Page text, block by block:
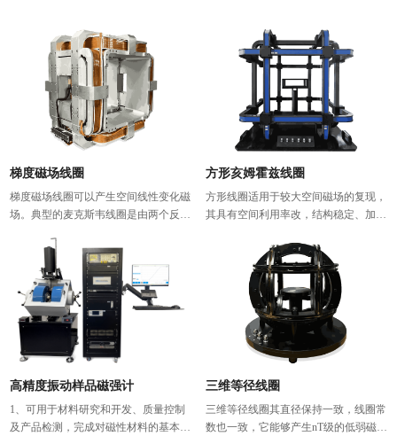
梯度磁场线圈
梯度磁场线圈可以产生空间线性变化磁
场。典型的麦克斯韦线圈是由两个反方
间的距离是理论上确定的。麦克斯韦线
圈对具有极高的磁场线性度和功率效
率。其他复杂的梯度磁场线圈可通过有
限元计算设计定制。
方形亥姆霍兹线圈
方形线圈适用于较大空间磁场的复现，
其具有空间利用率改，结构稳定、加工
根据需求设计为二线圈、三线圈、四线
圈甚至五线圈以上结构。较为经典的结
构有Helmholtz线圈结构、Ruben线圈结
构、Merrit线圈结构等。方形磁场线圈
可衍生矩形线圈、八边形线圈、马鞍形
等多种异形线圈的设计。
高精度振动样品磁强计
1、可用于材料研究和开发、质量控制
及产品检测，完成对磁性材料的基本磁
三维等径线圈
三维等径线圈其直径保持一致，线圈常
数也一致，它能够产生nT级的低弱磁